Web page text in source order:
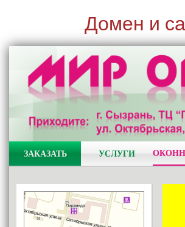
Домен и
ЗАКАЗАТЬ УСЛУГИ